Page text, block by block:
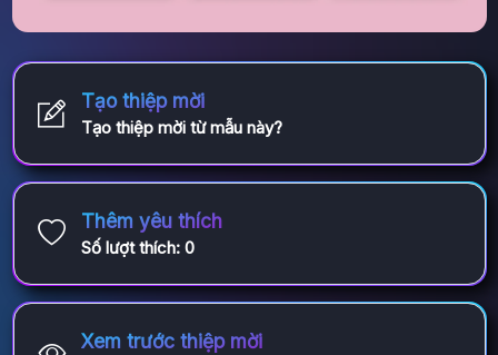
Tạo thiệp mời
Tạo thiệp mời từ mẫu này?
Thêm yêu thích
Số lượt thích: 0
Xem trước thiệp mời